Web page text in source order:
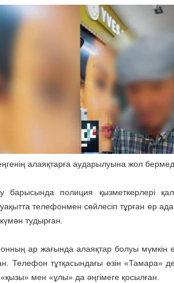
алаяқтарға аударылуына жол
барысында полиция қызметкерлері
телефонмен сөйлесіп тұрған ер
тудырған.
ар жағында алаяқтар болуы мүмкін
Телефон тұтқасындағы өзін «Тамара»
мен «ұлы» да әңгімеге қосылған.